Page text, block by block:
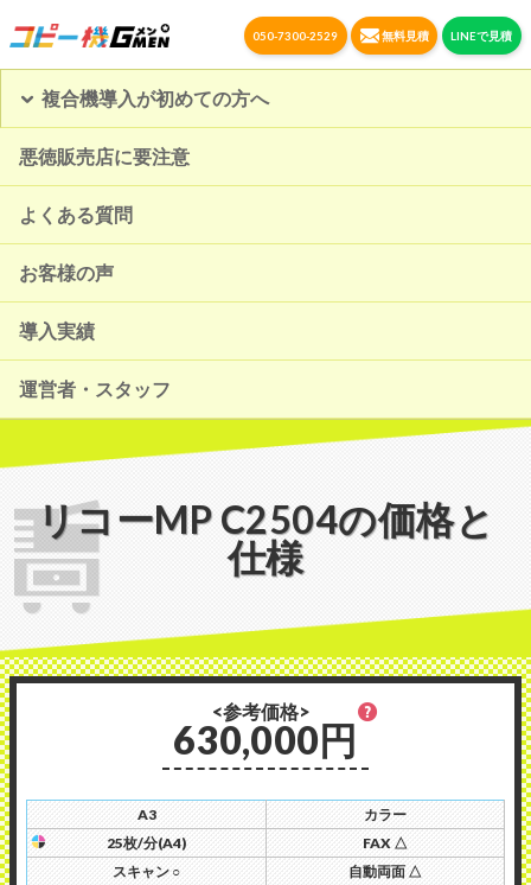
050-7300-2529 無料見積 LINEで見積
複合機導入が初めての方へ
悪徳販売店に要注意
よくある質問
お客様の声
導入実績
運営者・スタッフ
リコーMP C2504の価格と
仕様
<参考価格>
630,000円
A3
カラー
25枚/分(A4)
FAX △
スキャン ○
自動両面 △